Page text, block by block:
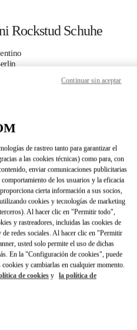
Rockstud Schuhe
LINK OPENS IN
Link Opens in New Tab
de rastreo tanto para garantizar el
a las cookies técnicas) como para, con
enviar comunicaciones publicitarias
de los usuarios y la eficacia
cierta información a sus socios,
cookies y tecnologías de marketing
Al hacer clic en "Permitir todo",
y rastreadores, incluidas las cookies de
redes sociales. Al hacer clic en "Permitir
usted solo permite el uso de dichas
En la "Configuración de cookies", puede
y cambiarlas en cualquier momento.
de cookies y la política de
Continuar sin aceptar